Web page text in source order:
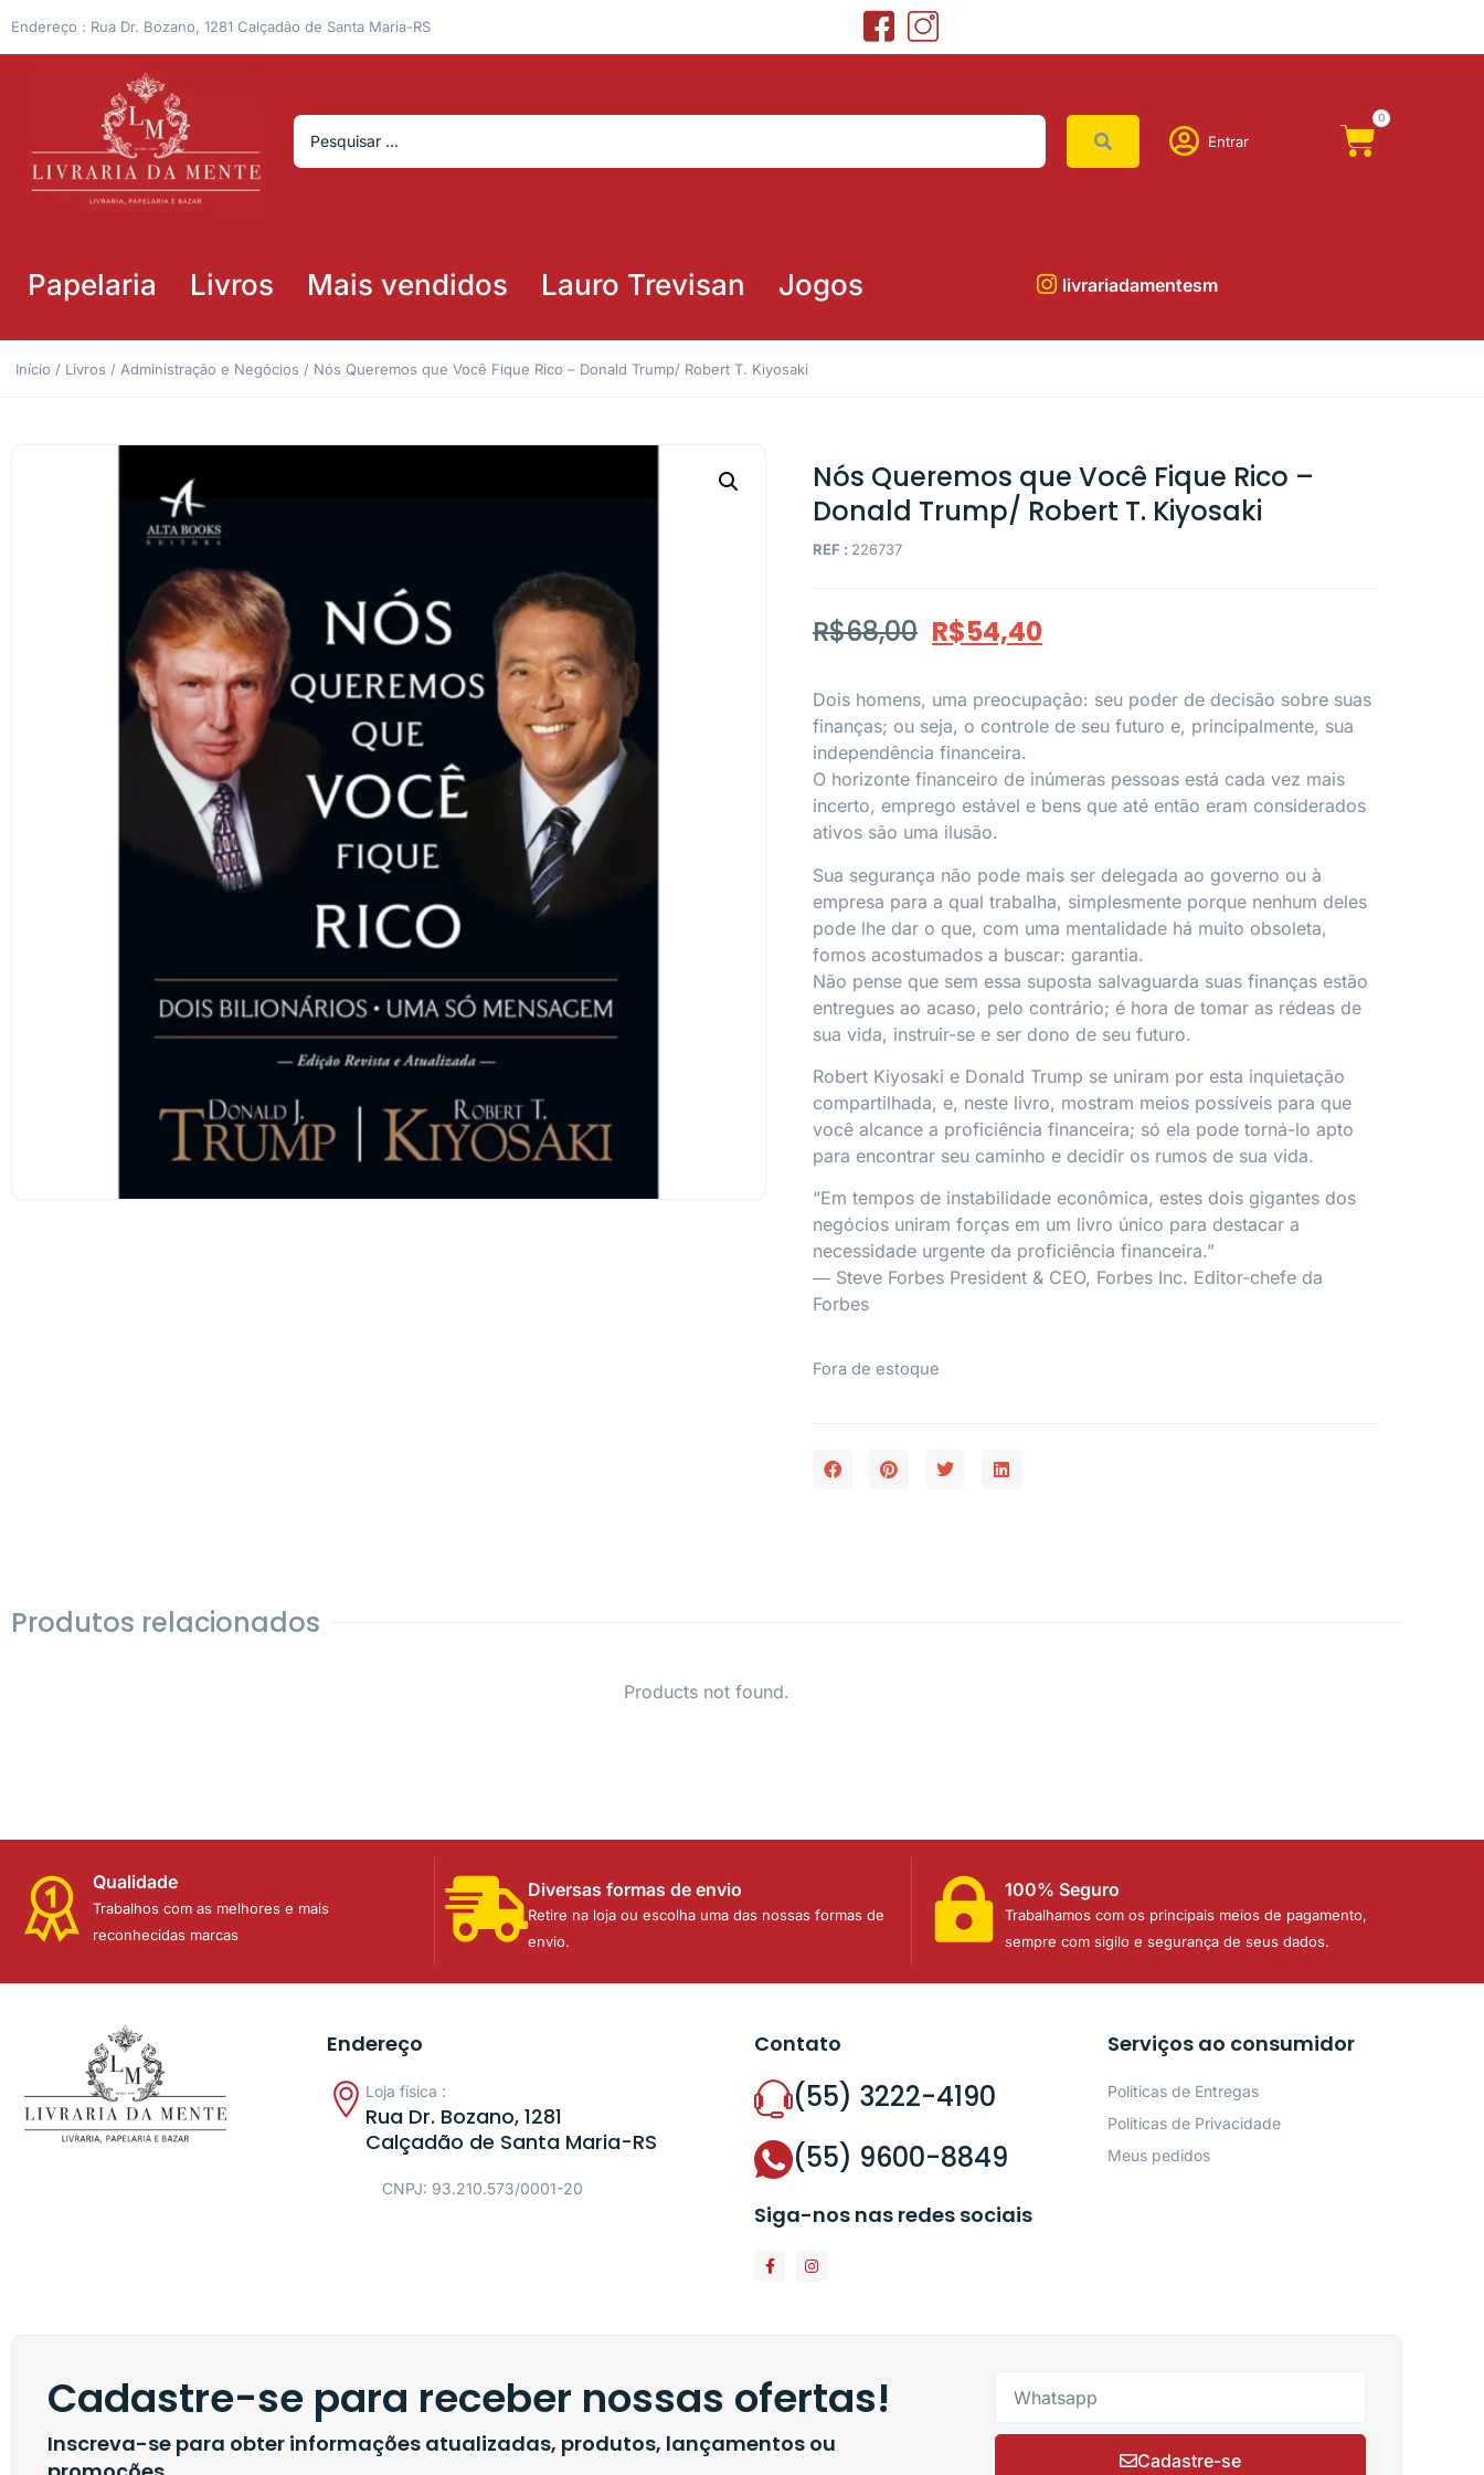
Endereço : Rua Dr. Bozano, 1281 Calçadão de Santa Maria-RS
Entrar
0
Papelaria Livros Mais vendidos Lauro Trevisan Jogos livrariadamentesm
Início / Livros / Administração e Negócios / Nós Queremos que Você Fique Rico – Donald Trump/ Robert T. Kiyosaki
Nós Queremos que Você Fique Rico –
Donald Trump/ Robert T. Kiyosaki
REF : 226737
R$68,00 R$54,40
Dois homens, uma preocupação: seu poder de decisão sobre suas
finanças; ou seja, o controle de seu futuro e, principalmente, sua
independência financeira.
O horizonte financeiro de inúmeras pessoas está cada vez mais
incerto, emprego estável e bens que até então eram considerados
ativos são uma ilusão.
Sua segurança não pode mais ser delegada ao governo ou à
empresa para a qual trabalha, simplesmente porque nenhum deles
pode lhe dar o que, com uma mentalidade há muito obsoleta,
fomos acostumados a buscar: garantia.
Não pense que sem essa suposta salvaguarda suas finanças estão
entregues ao acaso, pelo contrário; é hora de tomar as rédeas de
sua vida, instruir-se e ser dono de seu futuro.
Robert Kiyosaki e Donald Trump se uniram por esta inquietação
compartilhada, e, neste livro, mostram meios possíveis para que
você alcance a proficiência financeira; só ela pode torná-lo apto
para encontrar seu caminho e decidir os rumos de sua vida.
“Em tempos de instabilidade econômica, estes dois gigantes dos
negócios uniram forças em um livro único para destacar a
necessidade urgente da proficiência financeira.”
― Steve Forbes President & CEO, Forbes Inc. Editor-chefe da
Forbes
Fora de estoque
Produtos relacionados
Products not found.
Qualidade
Trabalhos com as melhores e mais
reconhecidas marcas
Diversas formas de envio
Retire na loja ou escolha uma das nossas formas de
envio.
100% Seguro
Trabalhamos com os principais meios de pagamento,
sempre com sigilo e segurança de seus dados.
Endereço
Loja física :
Rua Dr. Bozano, 1281
Calçadão de Santa Maria-RS
CNPJ: 93.210.573/0001-20
Contato
(55) 3222-4190
(55) 9600-8849
Siga-nos nas redes sociais
Serviços ao consumidor
Políticas de Entregas
Políticas de Privacidade
Meus pedidos
Cadastre-se para receber nossas ofertas!
Inscreva-se para obter informações atualizadas, produtos, lançamentos ou
Cadastre-se